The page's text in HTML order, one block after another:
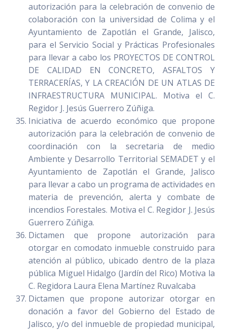
autorización para la celebración de convenio de
colaboración con la universidad de Colima y el
Ayuntamiento de Zapotlán el Grande, Jalisco,
para el Servicio Social y Prácticas Profesionales
para llevar a cabo los PROYECTOS DE CONTROL
DE CALIDAD EN CONCRETO, ASFALTOS Y
TERRACERÍAS, Y LA CREACIÓN DE UN ATLAS DE
INFRAESTRUCTURA MUNICIPAL. Motiva el C.
Regidor J. Jesús Guerrero Zúñiga.
Iniciativa de acuerdo económico que propone
autorización para la celebración de convenio de
coordinación con la secretaria de medio
Ambiente y Desarrollo Territorial SEMADET y el
Ayuntamiento de Zapotlán el Grande, Jalisco
para llevar a cabo un programa de actividades en
materia de prevención, alerta y combate de
incendios Forestales. Motiva el C. Regidor J. Jesús
Guerrero Zúñiga.
Dictamen que propone autorización para
otorgar en comodato inmueble construido para
atención al público, ubicado dentro de la plaza
pública Miguel Hidalgo (Jardín del Rico) Motiva la
C. Regidora Laura Elena Martínez Ruvalcaba
Dictamen que propone autorizar otorgar en
donación a favor del Gobierno del Estado de
Jalisco, y/o del inmueble de propiedad municipal,